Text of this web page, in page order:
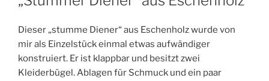
Dieser „stumme Diener“ aus Eschenholz wurde von
mir als Einzelstück einmal etwas aufwändiger
konstruiert. Er ist klappbar und besitzt zwei
Kleiderbügel. Ablagen für Schmuck und ein paar